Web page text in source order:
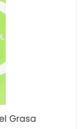
Grasa